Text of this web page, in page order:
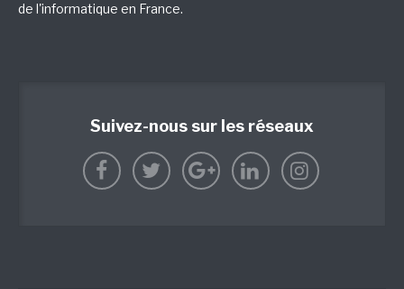
de l'informatique en France.
Suivez-nous sur les réseaux